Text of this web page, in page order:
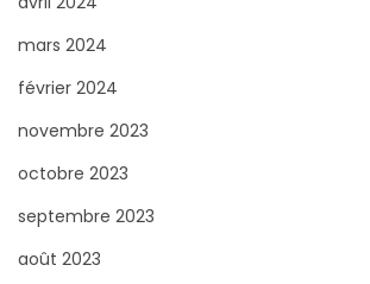
mars 2024
février 2024
novembre 2023
octobre 2023
septembre 2023
août 2023